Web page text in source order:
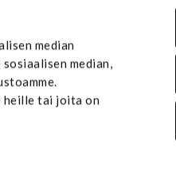
median
median,
heille tai joita on